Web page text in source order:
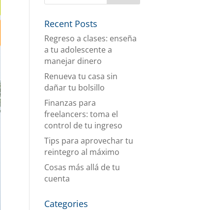
Recent Posts
Regreso a clases: enseña
a tu adolescente a
manejar dinero
Renueva tu casa sin
dañar tu bolsillo
Finanzas para
freelancers: toma el
control de tu ingreso
Tips para aprovechar tu
reintegro al máximo
Cosas más allá de tu
cuenta
Categories